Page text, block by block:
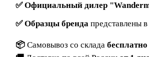
✅Официальный дилер
✅Образцы брендапредставлены в
📦 Самовывоз со склада бесплатно